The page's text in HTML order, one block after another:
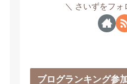
さいずをフォ
ブログランキング参